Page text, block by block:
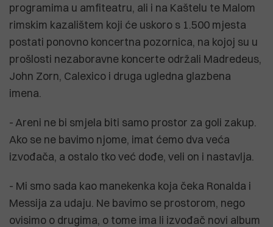
programima u amfiteatru, ali i na Kaštelu te Malom
rimskim kazalištem koji će uskoro s 1.500 mjesta
postati ponovno koncertna pozornica, na kojoj su u
prošlosti nezaboravne koncerte održali Madredeus,
John Zorn, Calexico i druga ugledna glazbena
imena.
- Areni ne bi smjela biti samo prostor za goli zakup.
Ako se ne bavimo njome, imat ćemo dva veća
izvođača, a ostalo tko već dođe, veli on i nastavlja.
- Mi smo sada kao manekenka koja čeka Ronalda i
Messija za udaju. Ne bavimo se prostorom, nego
ovisimo o drugima, o tome ima li izvođač novi album